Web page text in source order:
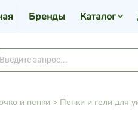
Бренды Каталог
и пенки > Пенки и гели для